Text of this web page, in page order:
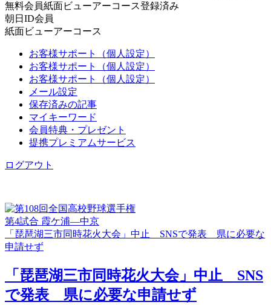
無料会員紙面ビューアーコース登録済み
朝日ID会員
紙面ビューアーコース
お客様サポート（個人設定）
お客様サポート（個人設定）
お客様サポート（個人設定）
メール設定
保存済みの記事
マイキーワード
会員特典・プレゼント
提携プレミアムサービス
ログアウト
第4試合 霞ケ浦―中京
「琵琶湖三市同時花火大会」中止 SNSで発表 県に必要な
申請せず
「琵琶湖三市同時花火大会」中止 SNS
で発表 県に必要な申請せず